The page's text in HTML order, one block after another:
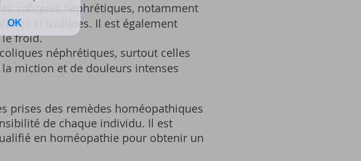
coliques néphrétiques, notamment
et oxalates. Il est également
le froid.
néphrétiques, surtout celles
miction et de douleurs intenses
prises des remèdes homéopathiques
de chaque individu. Il est
en homéopathie pour obtenir un